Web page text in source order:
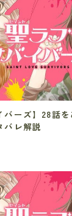
バーズ】28話
バレ解説